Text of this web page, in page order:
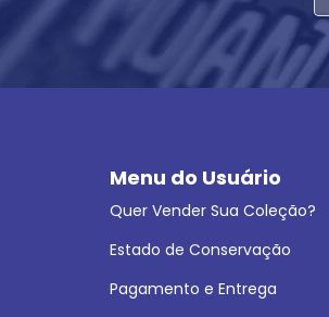
Menu do Usuário
Quer Vender Sua Coleção?
Estado de Conservação
Pagamento e Entrega